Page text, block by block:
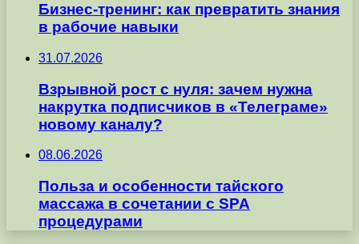
Бизнес-тренинг: как превратить знания
в рабочие навыки
31.07.2026
Взрывной рост с нуля: зачем нужна
накрутка подписчиков в «Телеграме»
новому каналу?
08.06.2026
Польза и особенности тайского
массажа в сочетании с SPA
процедурами